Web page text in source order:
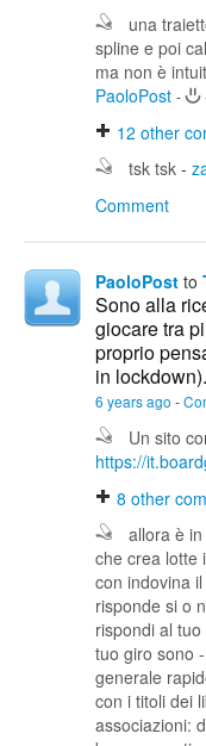
una
spline e poi
ma non è
PaoloPost -
12 other
tsk tsk -
Comment
PaoloPost to
Sono alla
giocare tra
proprio
in lockdown).
6 years ago -
Un sito
https://
8 other
allora è
che crea lotte
con indovina
risponde si o
rispondi al
tuo giro sono
generale
con i titoli dei
associazioni: